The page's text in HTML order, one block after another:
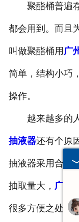
聚酯桶普遍存
都会用到。而且
叫做聚酯桶用 广
简单，结构小巧
操作。
越来越多的人
抽液器还有个原
抽液器采用合格
抽取量大， 广州
很多方便之处。